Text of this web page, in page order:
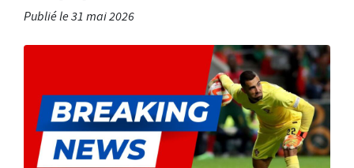
Publié le31 mai 2026